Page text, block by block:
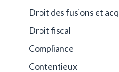
Droit des fusions et
Droit fiscal
Compliance
Contentieux